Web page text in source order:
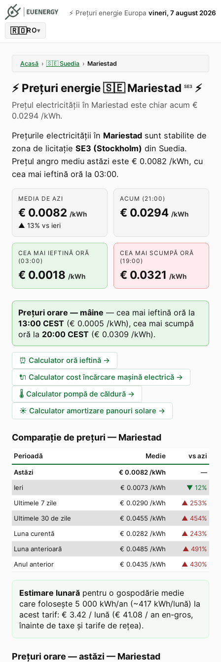
⚡️ Prețuri energie Europa vineri, 7 august 2026
🇷🇴RO▾
Acasă › 🇸🇪 Suedia › Mariestad
⚡️ Prețuri energie🇸🇪 Mariestad SE3 ⚡️
Prețul electricității în Mariestad este chiar acum €
0.0294 /kWh.
Prețurile electricității în Mariestad sunt stabilite de
zona de licitație SE3 (Stockholm) din Suedia.
Prețul angro mediu astăzi este € 0.0082 /kWh, cu
cea mai ieftină oră la 03:00.
MEDIA DE AZI
€ 0.0082 /kWh
▲ 13% vs ieri
ACUM (21:00)
€ 0.0294 /kWh
CEA MAI IEFTINĂ ORĂ
(03:00)
€ 0.0018 /kWh
CEA MAI SCUMPĂ ORĂ
(19:00)
€ 0.0321 /kWh
Prețuri orare — mâine — cea mai ieftină oră la
13:00 CEST (€ 0.0005 /kWh), cea mai scumpă
oră la 20:00 CEST (€ 0.0309 /kWh).
⏰ Calculator oră ieftină →
🔌 Calculator cost încărcare mașină electrică →
🌡️ Calculator pompă de căldură →
☀️ Calculator amortizare panouri solare →
Comparație de prețuri — Mariestad
Perioadă Medie vs azi
Astăzi € 0.0082 /kWh
—
Ieri
€ 0.0073 /kWh ▼ 12%
Ultimele 7 zile
€ 0.0290 /kWh ▲ 253%
Ultimele 30 de zile
€ 0.0455 /kWh ▲ 454%
Luna curentă
€ 0.0282 /kWh ▲ 243%
Luna anterioară
€ 0.0485 /kWh ▲ 491%
Anul anterior
€ 0.0435 /kWh ▲ 430%
Estimare lunară pentru o gospodărie medie
care folosește 5 000 kWh/an (~417 kWh/lună) la
acest tarif: € 3.42 / lună (€ 41.08 / an en-gros,
înainte de taxe și tarife de rețea).
Prețuri orare — astăzi — Mariestad